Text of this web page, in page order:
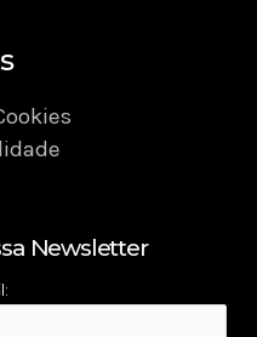
Newsletter